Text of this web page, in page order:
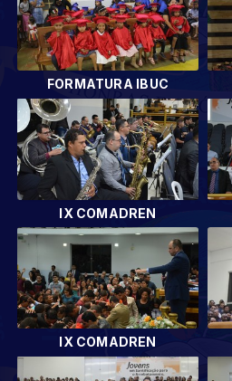
FORMATURA IBUC
IX COMADREN
IX COMADREN